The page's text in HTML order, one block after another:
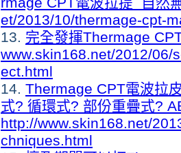
et/2013/10/thermage-cpt-
13. 完全發揮Thermage
www.skin168.net/2012/06/
ect.html
14. Thermage CPT電波拉
式? 循環式? 部份重疊式?
http://www.skin168.net/
chniques.html